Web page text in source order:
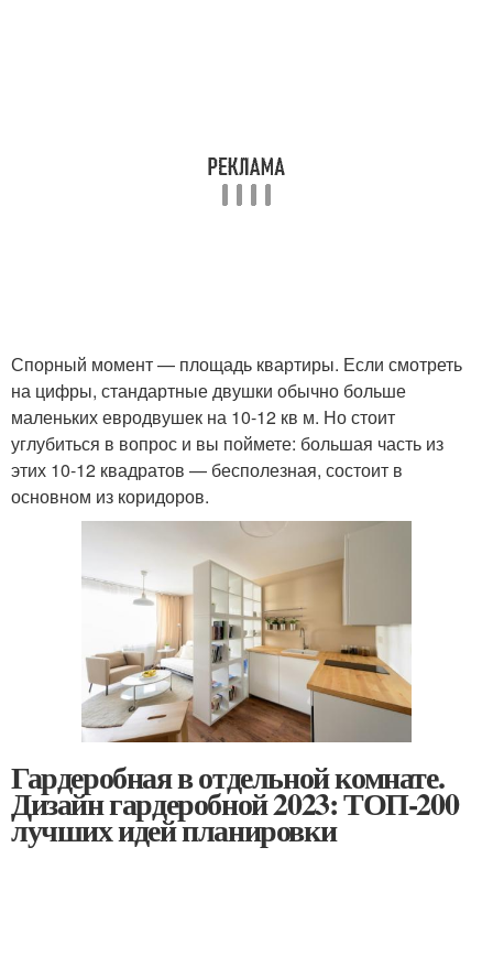
Спорный момент — площадь квартиры. Если смотреть
на цифры, стандартные двушки обычно больше
маленьких евродвушек на 10-12 кв м. Но стоит
углубиться в вопрос и вы поймете: большая часть из
этих 10-12 квадратов — бесполезная, состоит в
основном из коридоров.
Гардеробная в отдельной комнате.
Дизайн гардеробной 2023: ТОП-200
лучших идей планировки